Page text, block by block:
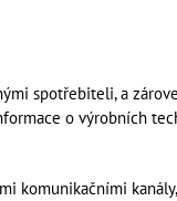
spotřebiteli, a
o výrobních
komunikačními